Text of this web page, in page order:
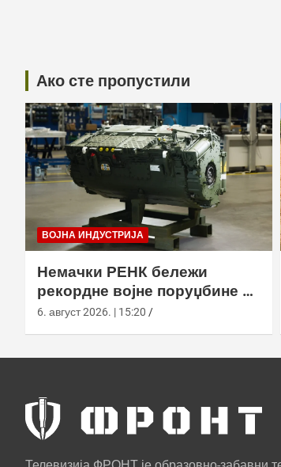
Ако сте пропустили
ВОЈНА ИНДУСТРИЈА
Немачки РЕНК бележи
рекордне војне поруџбине у
2026. години
6. август 2026. | 15:20